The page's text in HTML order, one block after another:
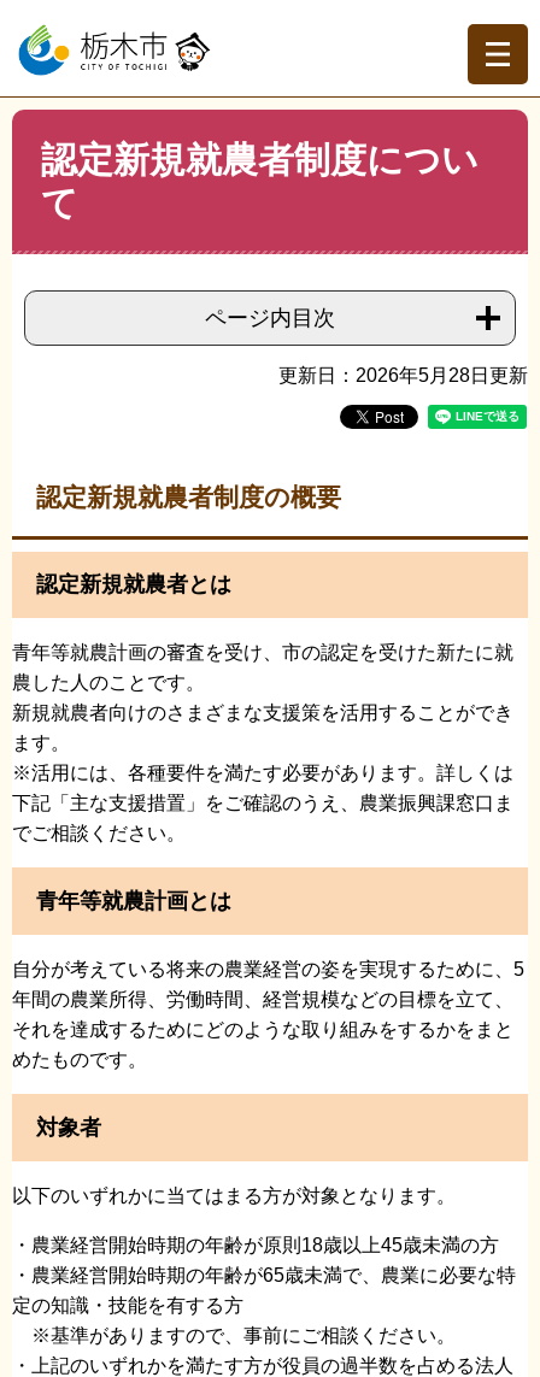
ー
の
先
ニ
ー
を
本
トップページ >分類でさがす > 事業者の方へ >産業振興
農業・林業
認定新規就農者制度につい
て
ページ内目次
更新日：2026年5月28日更新
認定新規就農者制度の概要
認定新規就農者とは
青年等就農計画の審査を受け、市の認定を受けた新たに就
農した人のことです。
新規就農者向けのさまざまな支援策を活用することができ
ます。
※活用には、各種要件を満たす必要があります。詳しくは
下記「主な支援措置」をご確認のうえ、農業振興課窓口ま
でご相談ください。
青年等就農計画とは
自分が考えている将来の農業経営の姿を実現するために、5
年間の農業所得、労働時間、経営規模などの目標を立て、
それを達成するためにどのような取り組みをするかをまと
めたものです。
対象者
以下のいずれかに当てはまる方が対象となります。
・農業経営開始時期の年齢が原則18歳以上45歳未満の方
・農業経営開始時期の年齢が65歳未満で、農業に必要な特
定の知識・技能を有する方
※基準がありますので、事前にご相談ください。
・上記のいずれかを満たす方が役員の過半数を占める法人